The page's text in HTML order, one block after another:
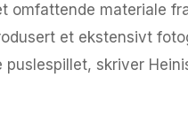
omfattende materiale
et ekstensivt
skriver